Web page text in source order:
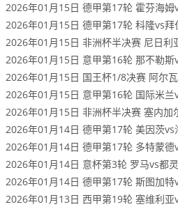
2026年01月15日 德甲第17轮 霍芬海姆
2026年01月15日 德甲第17轮 科隆vs拜
2026年01月15日 非洲杯半决赛 尼日利
2026年01月15日 意甲第16轮 那不勒斯
2026年01月15日 国王杯1/8决赛 阿尔
2026年01月15日 意甲第16轮 国际米兰
2026年01月15日 非洲杯半决赛 塞内加
2026年01月14日 德甲第17轮 美因茨vs
2026年01月14日 德甲第17轮 多特蒙德
2026年01月14日 意杯第3轮 罗马vs都
2026年01月14日 德甲第17轮 斯图加特
2026年01月13日 西甲第19轮 塞维利亚